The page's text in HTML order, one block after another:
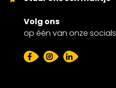
Volg ons
op één van onze socials